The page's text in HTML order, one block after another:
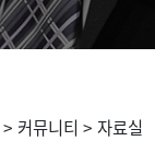
커뮤니티 > 자료실